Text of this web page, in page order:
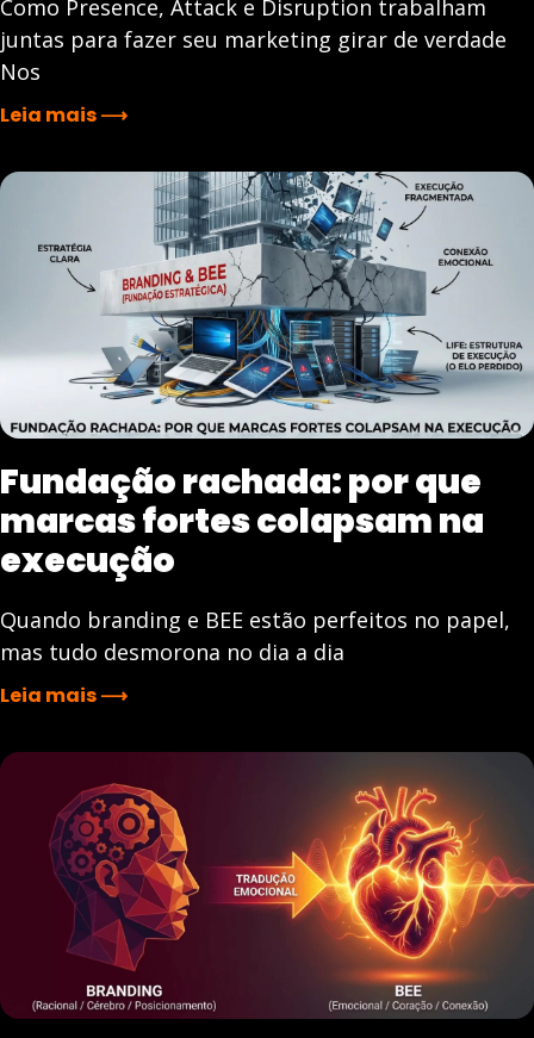
Como Presence, Attack e Disruption trabalham
juntas para fazer seu marketing girar de verdade
Nos
Leia mais ⟶
Fundação rachada: por que
marcas fortes colapsam na
execução
Quando branding e BEE estão perfeitos no papel,
mas tudo desmorona no dia a dia
Leia mais ⟶